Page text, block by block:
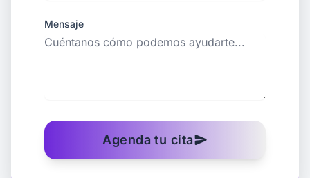
Mensaje
Agenda tu citasend